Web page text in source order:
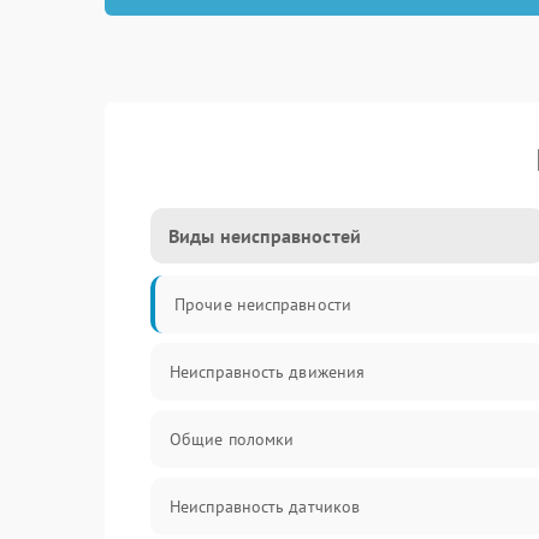
Виды неисправностей
Прочие неисправности
Неисправность движения
Общие поломки
Неисправность датчиков